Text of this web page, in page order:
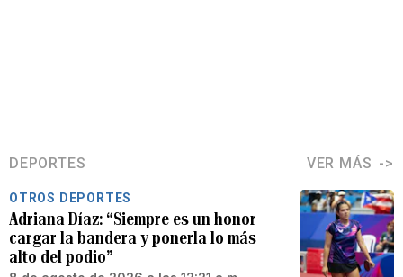
DEPORTES VER MÁS
OTROS DEPORTES
Adriana Díaz: “Siempre es un honor
cargar la bandera y ponerla lo más
alto del podio”